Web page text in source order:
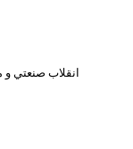
انقلاب صنعتي